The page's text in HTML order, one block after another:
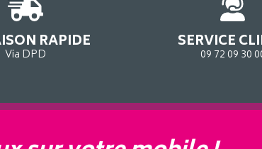
RAPIDE
Via DPD
SERVICE
09 72 09 30